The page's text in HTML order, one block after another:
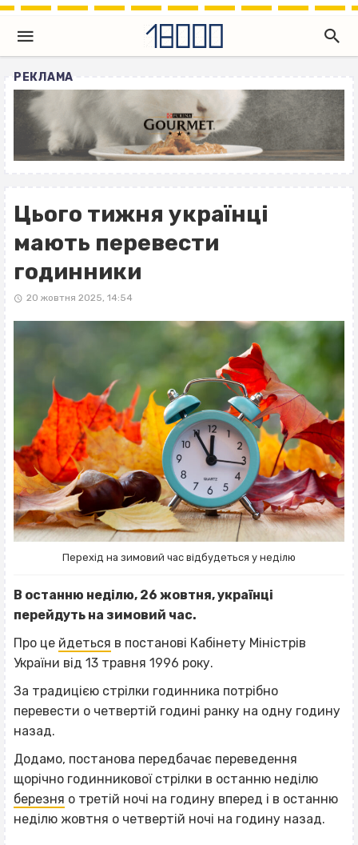
РЕКЛАМА
Цього тижня українці
мають перевести
годинники
20 жовтня 2025, 14:54
Перехід на зимовий час відбудеться у неділю
В останню неділю, 26 жовтня, українці
перейдуть на зимовий час.
Про це йдеться в постанові Кабінету Міністрів
України від 13 травня 1996 року.
За традицією стрілки годинника потрібно
перевести о четвертій годині ранку на одну годину
назад.
Додамо, постанова передбачає переведення
щорічно годинникової стрілки в останню неділю
березня о третій ночі на годину вперед і в останню
неділю жовтня о четвертій ночі на годину назад.